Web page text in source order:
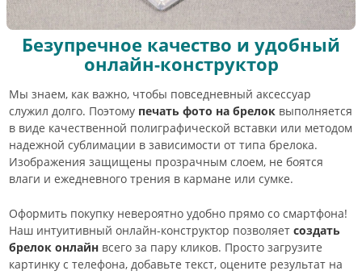
Безупречное качество и удобный
онлайн-конструктор
Мы знаем, как важно, чтобы повседневный аксессуар
служил долго. Поэтому печать фото на брелок выполняется
в виде качественной полиграфической вставки или методом
надежной сублимации в зависимости от типа брелока.
Изображения защищены прозрачным слоем, не боятся
влаги и ежедневного трения в кармане или сумке.
Оформить покупку невероятно удобно прямо со смартфона!
Наш интуитивный онлайн-конструктор позволяет создать
брелок онлайн всего за пару кликов. Просто загрузите
картинку с телефона, добавьте текст, оцените результат на